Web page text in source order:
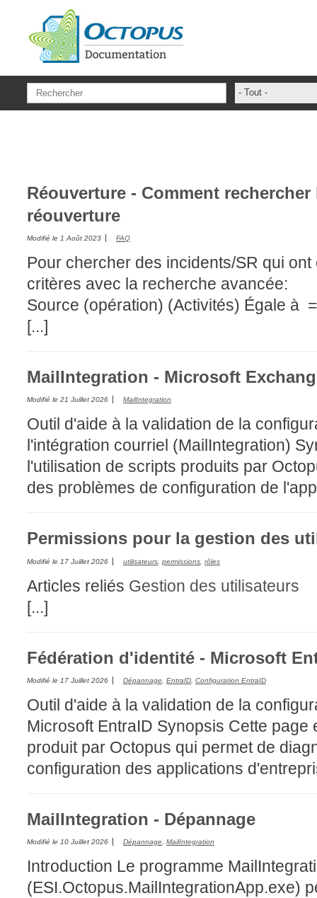
- Tout -
Centre de
champs.
Changement
Comment nous
Configuration
Configurations
Coup de coeur
courriel smtp
Entra
Équipes non TI
Foire aux
Formations
Formulaire
Gestion des
groupe
IA
Import
Réouverture - Comment
réouverture
Modifié le 1 Août 2023 FAQ
Pour chercher des incidents/SR qui
critères avec la recherche avancée:
Source (opération) (Activités) Égale à
[...]
MailIntegration - Microsoft
Modifié le 21 Juillet 2026 MailIntegration
Outil d'aide à la validation de la
l'intégration courriel (MailIntegration)
l'utilisation de scripts produits par
des problèmes de configuration de
Permissions pour la gestion des
Modifié le 17 Juillet 2026 utilisateurs permissions rôles
Articles reliés Gestion des utilisateurs
[...]
Fédération d'identité - Microsoft
Modifié le 17 Juillet 2026 Dépannage EntraID Configuration EntraID
Outil d'aide à la validation de la
Microsoft EntraID Synopsis Cette
produit par Octopus qui permet de
configuration des applications
MailIntegration - Dépannage
Modifié le 10 Juillet 2026 Dépannage MailIntegration
Introduction Le programme
(ESI.Octopus.MailIntegrationApp.exe)